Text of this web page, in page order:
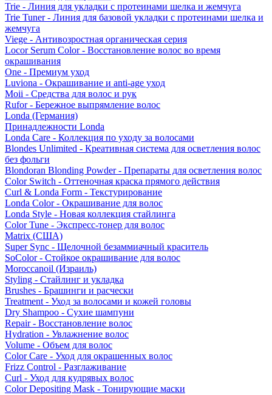
Trie - Линия для укладки с протеинами шелка и жемчуга
Trie Tuner - Линия для базовой укладки с протеинами шелка и
жемчуга
Viege - Антивозростная органическая серия
Locor Serum Color - Восстановление волос во время
окрашивания
One - Премиум уход
Luviona - Окрашивание и anti-age уход
Moii - Средства для волос и рук
Rufor - Бережное выпрямление волос
Londa (Германия)
Принадлежности Londa
Londa Care - Коллекция по уходу за волосами
Blondes Unlimited - Креативная система для осветления волос
без фольги
Blondoran Blonding Powder - Препараты для осветления волос
Color Switch - Оттеночная краска прямого действия
Curl & Londa Form - Текстурирование
Londa Color - Окрашивание для волос
Londa Style - Новая коллекция стайлинга
Color Tune - Экспресс-тонер для волос
Matrix (США)
Super Sync - Щелочной безаммиачный краситель
SoColor - Стойкое окрашивание для волос
Moroccanoil (Израиль)
Styling - Стайлинг и укладка
Brushes - Брашинги и расчески
Treatment - Уход за волосами и кожей головы
Dry Shampoo - Сухие шампуни
Repair - Восстановление волос
Hydration - Увлажнение волос
Volume - Объем для волос
Color Care - Уход для окрашенных волос
Frizz Control - Разглаживание
Curl - Уход для кудрявых волос
Color Depositing Mask - Тонирующие маски